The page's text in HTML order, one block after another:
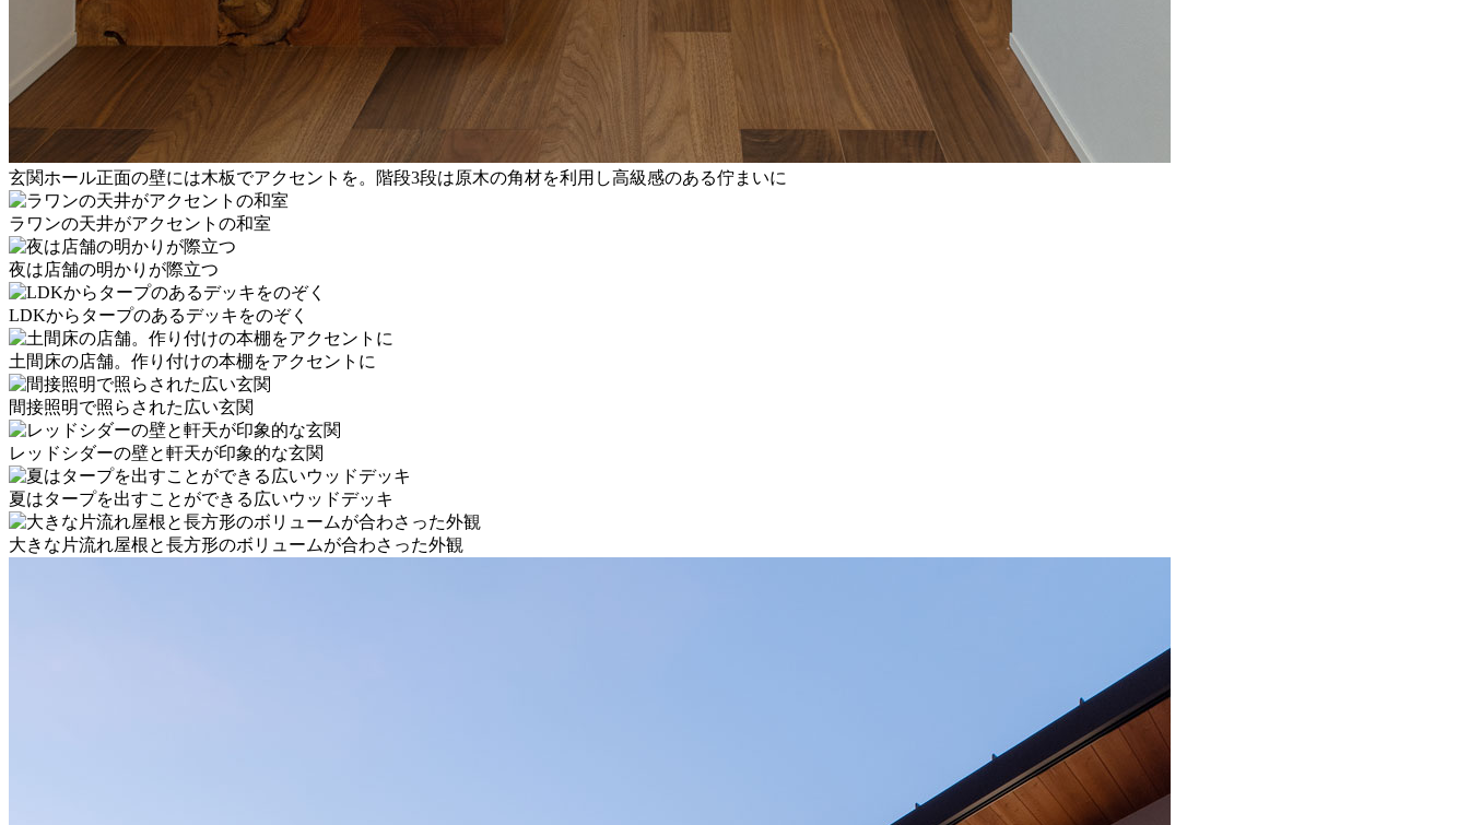
玄関ホール正面の壁には木板でアクセントを。階段3段は原木の角材を利用し高級感のある佇まいに
ラワンの天井がアクセントの和室
夜は店舗の明かりが際立つ
LDKからタープのあるデッキをのぞく
土間床の店舗。作り付けの本棚をアクセントに
間接照明で照らされた広い玄関
レッドシダーの壁と軒天が印象的な玄関
夏はタープを出すことができる広いウッドデッキ
大きな片流れ屋根と長方形のボリュームが合わさった外観